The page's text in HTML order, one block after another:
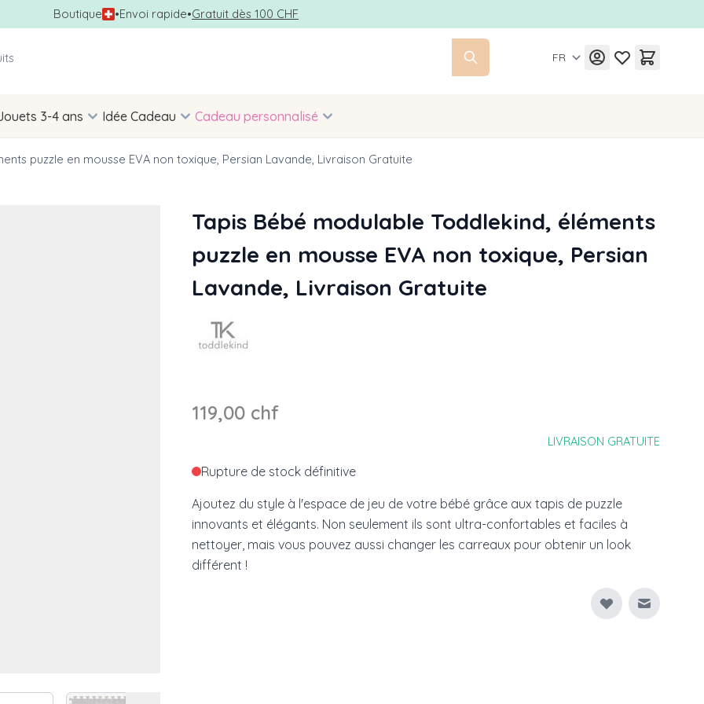
Boutique •Envoi rapide•Gratuit dès 100 CHF
FR
3-4 ans Idée Cadeau Cadeau personnalisé
puzzle en mousse EVA non toxique, Persian Lavande, Livraison Gratuite
Tapis Bébé modulable Toddlekind, éléments
puzzle en mousse EVA non toxique, Persian
Lavande, Livraison Gratuite
119,00 chf
LIVRAISON GRATUITE
Rupture de stock définitive
Ajoutez du style à l'espace de jeu de votre bébé grâce aux tapis de puzzle
innovants et élégants. Non seulement ils sont ultra-confortables et faciles à
nettoyer, mais vous pouvez aussi changer les carreaux pour obtenir un look
différent !
Envoyer